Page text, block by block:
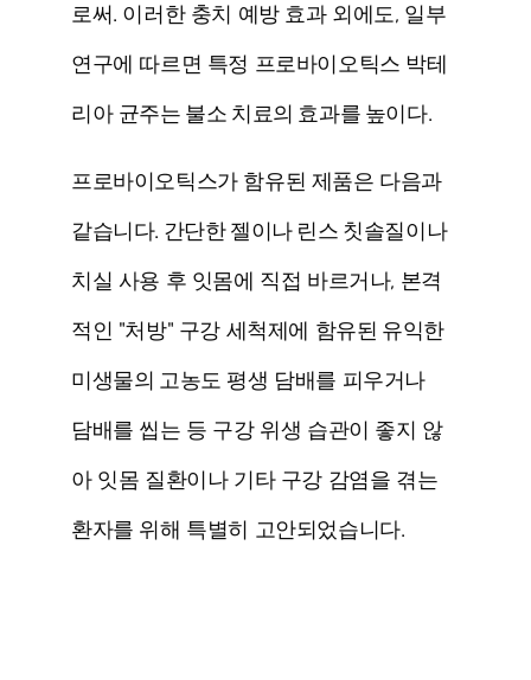
로써. 이러한 충치 예방 효과 외에도, 일부
연구에 따르면 특정 프로바이오틱스 박테
리아 균주는 불소 치료의 효과를 높이다.
프로바이오틱스가 함유된 제품은 다음과
같습니다. 간단한 젤이나 린스 칫솔질이나
치실 사용 후 잇몸에 직접 바르거나, 본격
적인 "처방" 구강 세척제에 함유된 유익한
미생물의 고농도 평생 담배를 피우거나
담배를 씹는 등 구강 위생 습관이 좋지 않
아 잇몸 질환이나 기타 구강 감염을 겪는
환자를 위해 특별히 고안되었습니다.